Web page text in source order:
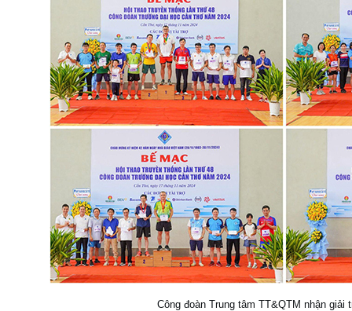
Công đoàn Trung tâm TT&QTM nhận giải